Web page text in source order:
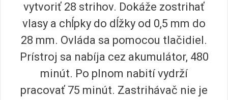
vytvoriť 28 strihov. Dokáže zostrihať
vlasy a chĺpky do dĺžky od 0,5 mm do
28 mm. Ovláda sa pomocou tlačidiel.
Prístroj sa nabíja cez akumulátor, 480
minút. Po plnom nabití vydrží
pracovať 75 minút. Zastrihávač nie je